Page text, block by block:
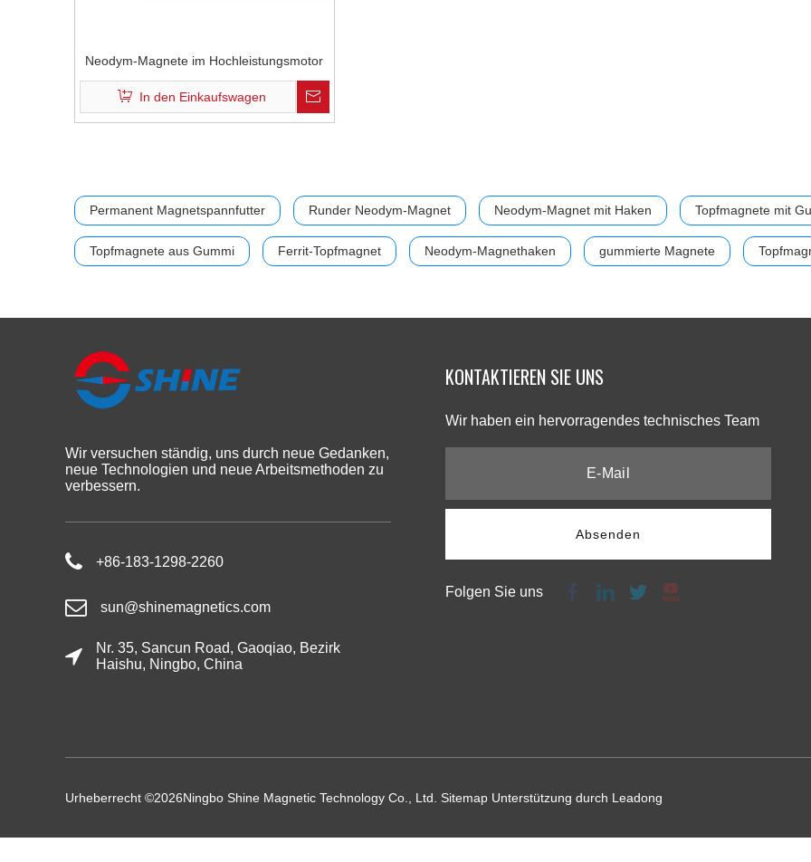
Neodym-Magnete im Hochleistungsmotor
In den Einkaufswagen
Permanent Magnetspannfutter Runder Neodym-Magnet Neodym-Magnet mit Haken Topfmagnete mit
Topfmagnete aus Gummi Ferrit-Topfmagnet Neodym-Magnethaken gummierte Magnete
Wir versuchen ständig, uns durch neue Gedanken,
neue Technologien und neue Arbeitsmethoden zu
verbessern.
+86-183-1298-2260
sun@shinemagnetics.com
Nr. 35, Sancun Road, Gaoqiao, Bezirk
Haishu, Ningbo, China
KONTAKTIEREN SIE UNS​​​​​​​
Wir haben ein hervorragendes technisches Team​​​​​​​
Absenden
Folgen Sie uns
Urheberrecht ©2026Ningbo Shine Magnetic Technology Co., Ltd. Sitemap Unterstützung durch Leadong